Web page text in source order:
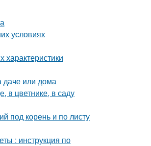
условиях
даче или дома
в цветнике, в саду
под корень и по листу
: инструкция по